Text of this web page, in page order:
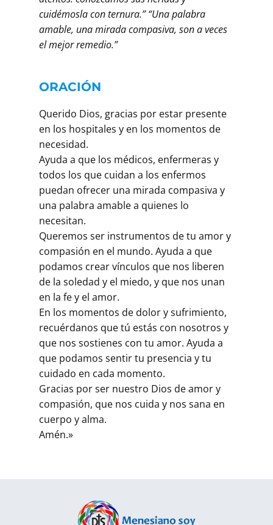
cuidémosla con ternura.” “Una palabra
amable, una mirada compasiva, son a veces
el mejor remedio.”
ORACIÓN
Querido Dios, gracias por estar presente
en los hospitales y en los momentos de
necesidad.
Ayuda a que los médicos, enfermeras y
todos los que cuidan a los enfermos
puedan ofrecer una mirada compasiva y
una palabra amable a quienes lo
necesitan.
Queremos ser instrumentos de tu amor y
compasión en el mundo. Ayuda a que
podamos crear vínculos que nos liberen
de la soledad y el miedo, y que nos unan
en la fe y el amor.
En los momentos de dolor y sufrimiento,
recuérdanos que tú estás con nosotros y
que nos sostienes con tu amor. Ayuda a
que podamos sentir tu presencia y tu
cuidado en cada momento.
Gracias por ser nuestro Dios de amor y
compasión, que nos cuida y nos sana en
cuerpo y alma.
Amén.»